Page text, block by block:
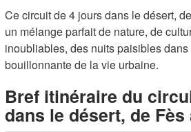
Ce circuit de 4 jours dans le désert,
un mélange parfait de nature, de
inoubliables, des nuits paisibles dans
bouillonnante de la vie urbaine.
Bref itinéraire du
dans le désert, de